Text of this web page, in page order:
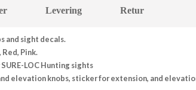
Levering Retur
and sight decals.
Pink.
LOC Hunting sights
elevation knobs, sticker for extension, and